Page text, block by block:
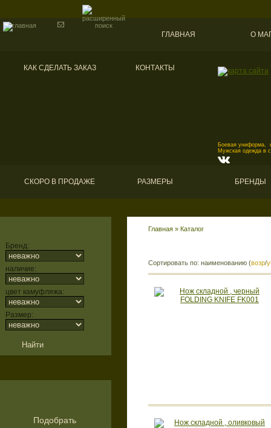
ГЛАВНАЯ О
КАК СДЕЛАТЬ ЗАКАЗ КОНТАКТЫ
Боевая униформа,
Мужская одежда в
СКОРО В ПРОДАЖЕ РАЗМЕРЫ БРЕНДЫ
Бренд:
наличие:
цвет камуфляжа:
Размер:
Подобрать
Главная » Каталог
Сортировать по: наименованию (возр/